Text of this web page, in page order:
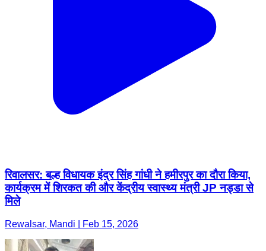
रिवालसर: बल्ह विधायक इंद्र सिंह गांधी ने हमीरपुर का दौरा किया,
कार्यक्रम में शिरकत की और केंद्रीय स्वास्थ्य मंत्री JP नड्डा से
मिले
Rewalsar, Mandi | Feb 15, 2026